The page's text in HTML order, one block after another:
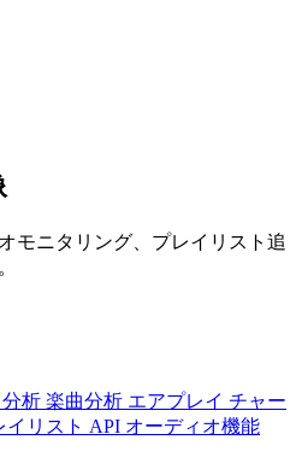
モニタリング、プレイリスト追
析 楽曲分析 エアプレイ チャー
イリスト API オーディオ機能